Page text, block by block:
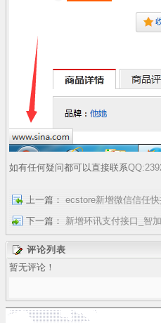
如有任何疑问都可以直接联系
上一篇： ecstore新增微信信任
下一篇：
新增环讯支付接口_智
评论列表
暂无评论！